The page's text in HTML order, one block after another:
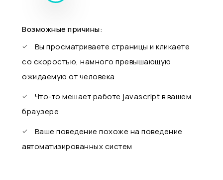
Возможные причины:
Вы просматриваете страницы и кликаете
со скоростью, намного превышающую
ожидаемую от человека
Что-то мешает работе javascript в вашем
браузере
Ваше поведение похоже на поведение
автоматизированных систем